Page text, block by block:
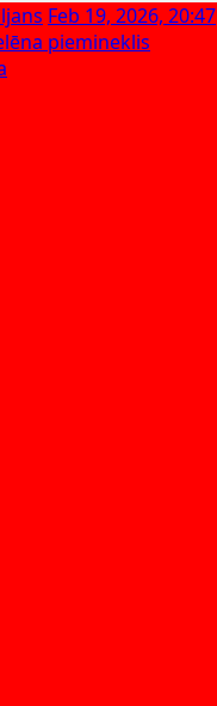
Feb 19, 2026, 20:47
piemineklis